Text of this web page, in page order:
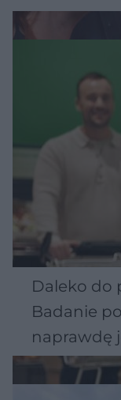
Daleko do
Badanie
naprawdę